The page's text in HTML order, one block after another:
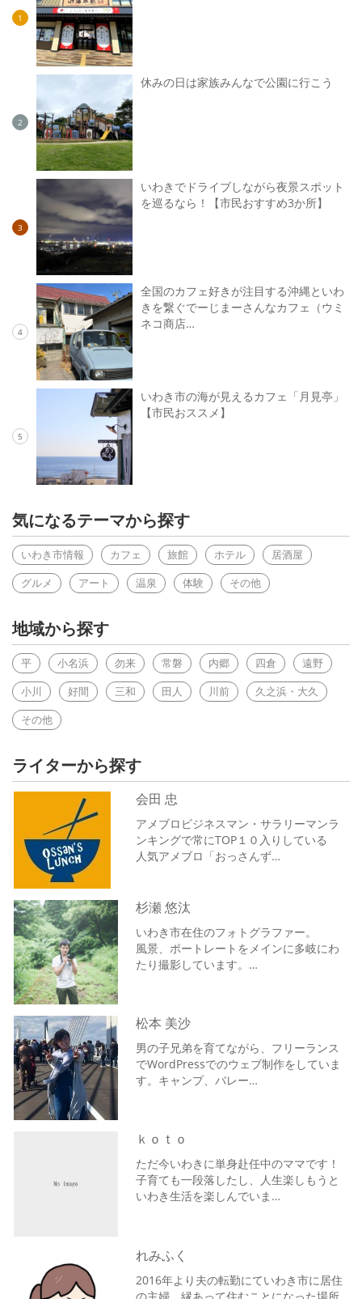
1
2
休みの日は家族みんなで公園に行こう
3
いわきでドライブしながら夜景スポット
を巡るなら！【市民おすすめ3か所】
4
全国のカフェ好きが注目する沖縄といわ
きを繋ぐでーじまーさんなカフェ（ウミ
ネコ商店…
5
いわき市の海が見えるカフェ「月見亭」
【市民おススメ】
気になるテーマから探す
いわき市情報 カフェ 旅館 ホテル
居酒屋
グルメ
アート 温泉 体験 その他
地域から探す
平 小名浜 勿来 常磐 内郷 四倉
遠野
小川
好間 三和 田人 川前
久之浜・大久
その他
ライターから探す
会田 忠
アメブロビジネスマン・サラリーマンラ
ンキングで常にTOP１０入りしている
人気アメブロ「おっさんず…
杉瀬 悠汰
いわき市在住のフォトグラファー。
風景、ポートレートをメインに多岐にわ
たり撮影しています。
松本 美沙
男の子兄弟を育てながら、フリーランス
でWordPressでのウェブ制作をしていま
す。キャンプ、バレー…
ｋｏｔｏ
ただ今いわきに単身赴任中のママです！
子育ても一段落したし、人生楽しもうと
いわき生活を楽しんでいま…
れみふく
2016年より夫の転勤にていわき市に居住